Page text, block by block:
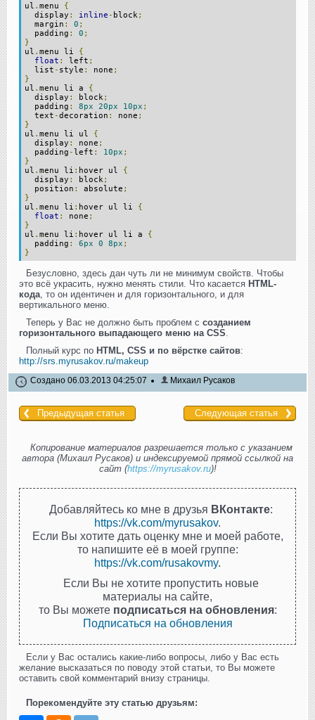
ul . menu {
display : inline - block ;
margin : 0 ;
padding : 0 ;
}
ul . menu li {
float : left ;
list - style : none ;
}
ul . menu li a {
display : block ;
padding : 8px 20px 10px ;
text -decoration : none ;
}
ul . menu li ul {
display : none ;
padding -left : 10px ;
}
ul . menu li : hover ul {
display : block ;
position : absolute ;
}
ul . menu li : hover ul li {
float : none ;
}
ul . menu li : hover ul li a {
padding : 6px 0 8px ;
}
Безусловно, здесь дан чуть ли не минимум свойств. Чтобы
это всё украсить, нужно менять стили. Что касается HTML-
кода , то он идентичен и для горизонтального, и для
вертикального меню.
Теперь у Вас не должно быть проблем с созданием
горизонтального выпадающего меню на CSS
Полный курс по HTML, CSS и по вёрстке сайтов:
http://srs.myrusakov.ru/makeup
Создано 06.03.2013 04:25:07 Михаил Русаков
Предыдущая статья Следующая статья
Копирование материалов разрешается только с указанием
автора (Михаил Русаков) и индексируемой прямой ссылкой на
сайт (https://myrusakov.ru)!
Добавляйтесь ко мне в друзья ВКонтакте:
https://vk.com/myrusakov.
Если Вы хотите дать оценку мне и моей работе,
то напишите её в моей группе:
https://vk.com/rusakovmy.
Если Вы не хотите пропустить новые
материалы на сайте,
то Вы можете подписаться на обновления:
Подписаться на обновления
Если у Вас остались какие-либо вопросы, либо у Вас есть
желание высказаться по поводу этой статьи, то Вы можете
оставить свой комментарий внизу страницы.
Порекомендуйте эту статью друзьям: